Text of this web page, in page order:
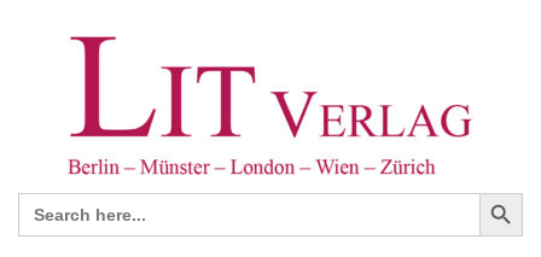
Search
for:
Search Button